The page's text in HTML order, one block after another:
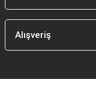
Alışveriş